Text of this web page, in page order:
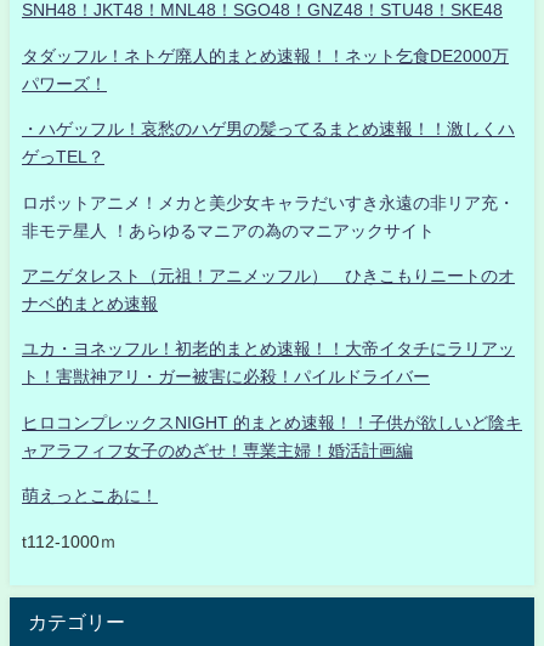
SNH48！JKT48！MNL48！SGO48！GNZ48！STU48！SKE48
タダッフル！ネトゲ廃人的まとめ速報！！ネット乞食DE2000万
パワーズ！
・ハゲッフル！哀愁のハゲ男の髪ってるまとめ速報！！激しくハ
ゲっTEL？
ロボットアニメ！メカと美少女キャラだいすき永遠の非リア充・
非モテ星人 ！あらゆるマニアの為のマニアックサイト
アニゲタレスト（元祖！アニメッフル） ひきこもりニートのオ
ナベ的まとめ速報
ユカ・ヨネッフル！初老的まとめ速報！！大帝イタチにラリアッ
ト！害獣神アリ・ガー被害に必殺！パイルドライバー
ヒロコンプレックスNIGHT 的まとめ速報！！子供が欲しいど陰キ
ャアラフィフ女子のめざせ！専業主婦！婚活計画編
萌えっとこあに！
t112-1000ｍ
カテゴリー